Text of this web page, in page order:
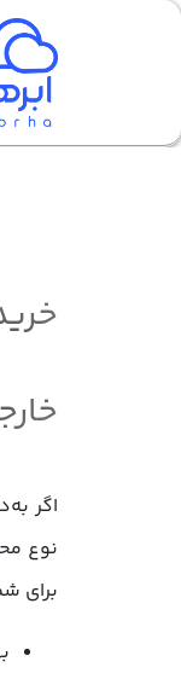
اگر
نوع
برای